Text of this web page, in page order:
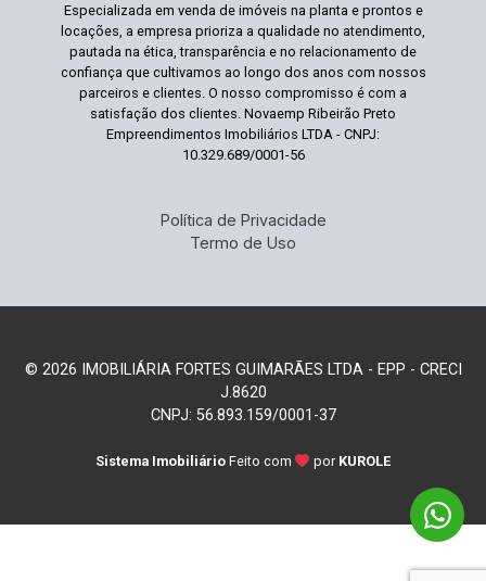
Especializada em venda de imóveis na planta e prontos e
locações, a empresa prioriza a qualidade no atendimento,
pautada na ética, transparência e no relacionamento de
confiança que cultivamos ao longo dos anos com nossos
parceiros e clientes. O nosso compromisso é com a
satisfação dos clientes. Novaemp Ribeirão Preto
Empreendimentos Imobiliários LTDA - CNPJ:
10.329.689/0001-56
Política de Privacidade
Termo de Uso
© 2026 IMOBILIÁRIA FORTES GUIMARÃES LTDA - EPP - CRECI
J.8620
CNPJ: 56.893.159/0001-37
Sistema Imobiliário Feito com por KUROLE